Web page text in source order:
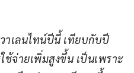
าเลนไทน์ปีนี้ เทียบกับปี
จ่ายเพิ่มสูงขึ้น เป็นเพราะ